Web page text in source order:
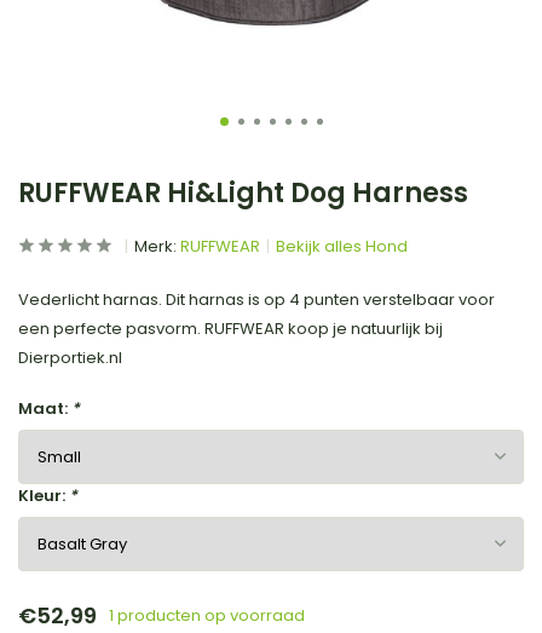
RUFFWEAR Hi&Light Dog Harness
Merk: RUFFWEAR Bekijk alles Hond
Vederlicht harnas. Dit harnas is op 4 punten verstelbaar voor
een perfecte pasvorm. RUFFWEAR koop je natuurlijk bij
Dierportiek.nl
Maat: *
Kleur: *
€52,99 1 producten op voorraad